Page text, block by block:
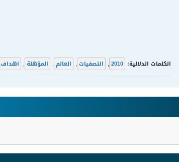
الكلمات الدلالية: 2010
, التصفيات , العالم , المؤهلة , اهداف